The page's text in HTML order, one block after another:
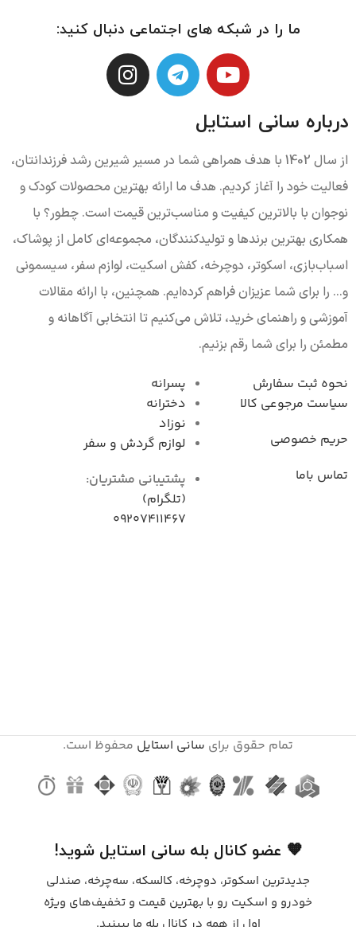
ما را در شبکه های اجتماعی دنبال کنید:
درباره سانی استایل
از سال 1402 با هدف همراهی شما در مسیر شیرین رشد فرزندانتان،
فعالیت خود را آغاز کردیم. هدف ما ارائه بهترین محصولات کودک و
نوجوان با بالاترین کیفیت و مناسب‌ترین قیمت است. چطور؟ با
همکاری بهترین برندها و تولیدکنندگان، مجموعه‌ای کامل از پوشاک،
اسباب‌بازی، اسکوتر، دوچرخه، کفش اسکیت، لوازم سفر، سیسمونی
و... را برای شما عزیزان فراهم کرده‌ایم. همچنین، با ارائه مقالات
آموزشی و راهنمای خرید، تلاش می‌کنیم تا انتخابی آگاهانه و
مطمئن را برای شما رقم بزنیم.
نحوه ثبت سفارش
سیاست مرجوعی کال
حریم خصوصی
تماس باما
پسرانه
دخترانه
نوزاد
لوازم گردش و سفر
پشتیبانی مشتریان:
(تلگرام)
09207411467
تمام حقوق برای سانی استایل محفوظ است.
🧡 عضو کانال بله سانی استایل شوید!
جدیدترین اسکوتر، دوچرخه، کالسکه، سه‌چرخه، صندلی
خودرو و اسکیت رو با بهترین قیمت و تخفیف‌های ویژه